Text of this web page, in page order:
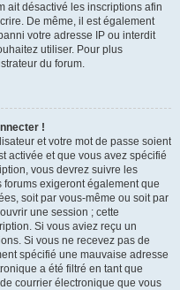
ait désactivé les inscriptions afin
De même, il est également
votre adresse IP ou interdit
utiliser. Pour plus
du forum.
!
et votre mot de passe soient
activée et que vous avez spécifié
vous devrez suivre les
exigeront également que
soit par vous-même ou soit par
une session ; cette
Si vous aviez reçu un
Si vous ne recevez pas de
spécifié une mauvaise adresse
a été filtré en tant que
courrier électronique que vous